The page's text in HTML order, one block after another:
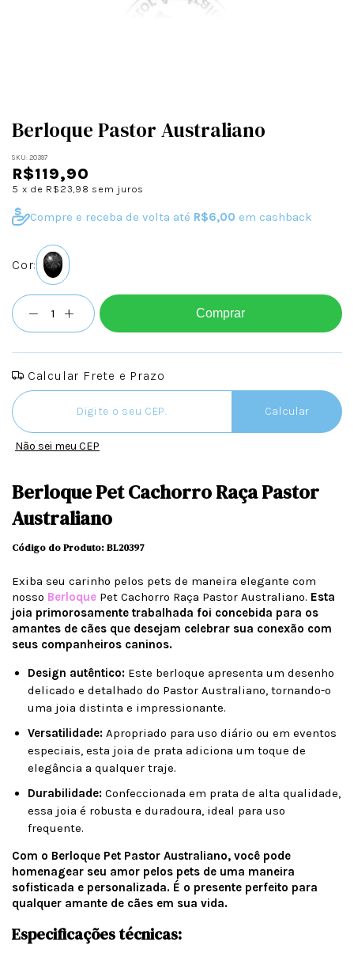
Berloque Pastor Australiano
SKU: 20397
R$119,90
5 x de R$23,98 sem juros
Compre e receba de volta até R$6,00 em cashback
Cor:
Comprar
Calcular Frete e Prazo
Entregas para o CEP:
Calcular
Não sei meu CEP
Berloque Pet Cachorro Raça Pastor
Australiano
Código do Produto: BL20397
Exiba seu carinho pelos pets de maneira elegante com
nosso Berloque Pet Cachorro Raça Pastor Australiano. Esta
joia primorosamente trabalhada foi concebida para os
amantes de cães que desejam celebrar sua conexão com
seus companheiros caninos.
Design autêntico: Este berloque apresenta um desenho
delicado e detalhado do Pastor Australiano, tornando-o
uma joia distinta e impressionante.
Versatilidade: Apropriado para uso diário ou em eventos
especiais, esta joia de prata adiciona um toque de
elegância a qualquer traje.
Durabilidade: Confeccionada em prata de alta qualidade,
essa joia é robusta e duradoura, ideal para uso
frequente.
Com o Berloque Pet Pastor Australiano, você pode
homenagear seu amor pelos pets de uma maneira
sofisticada e personalizada. É o presente perfeito para
qualquer amante de cães em sua vida.
Especificações técnicas: